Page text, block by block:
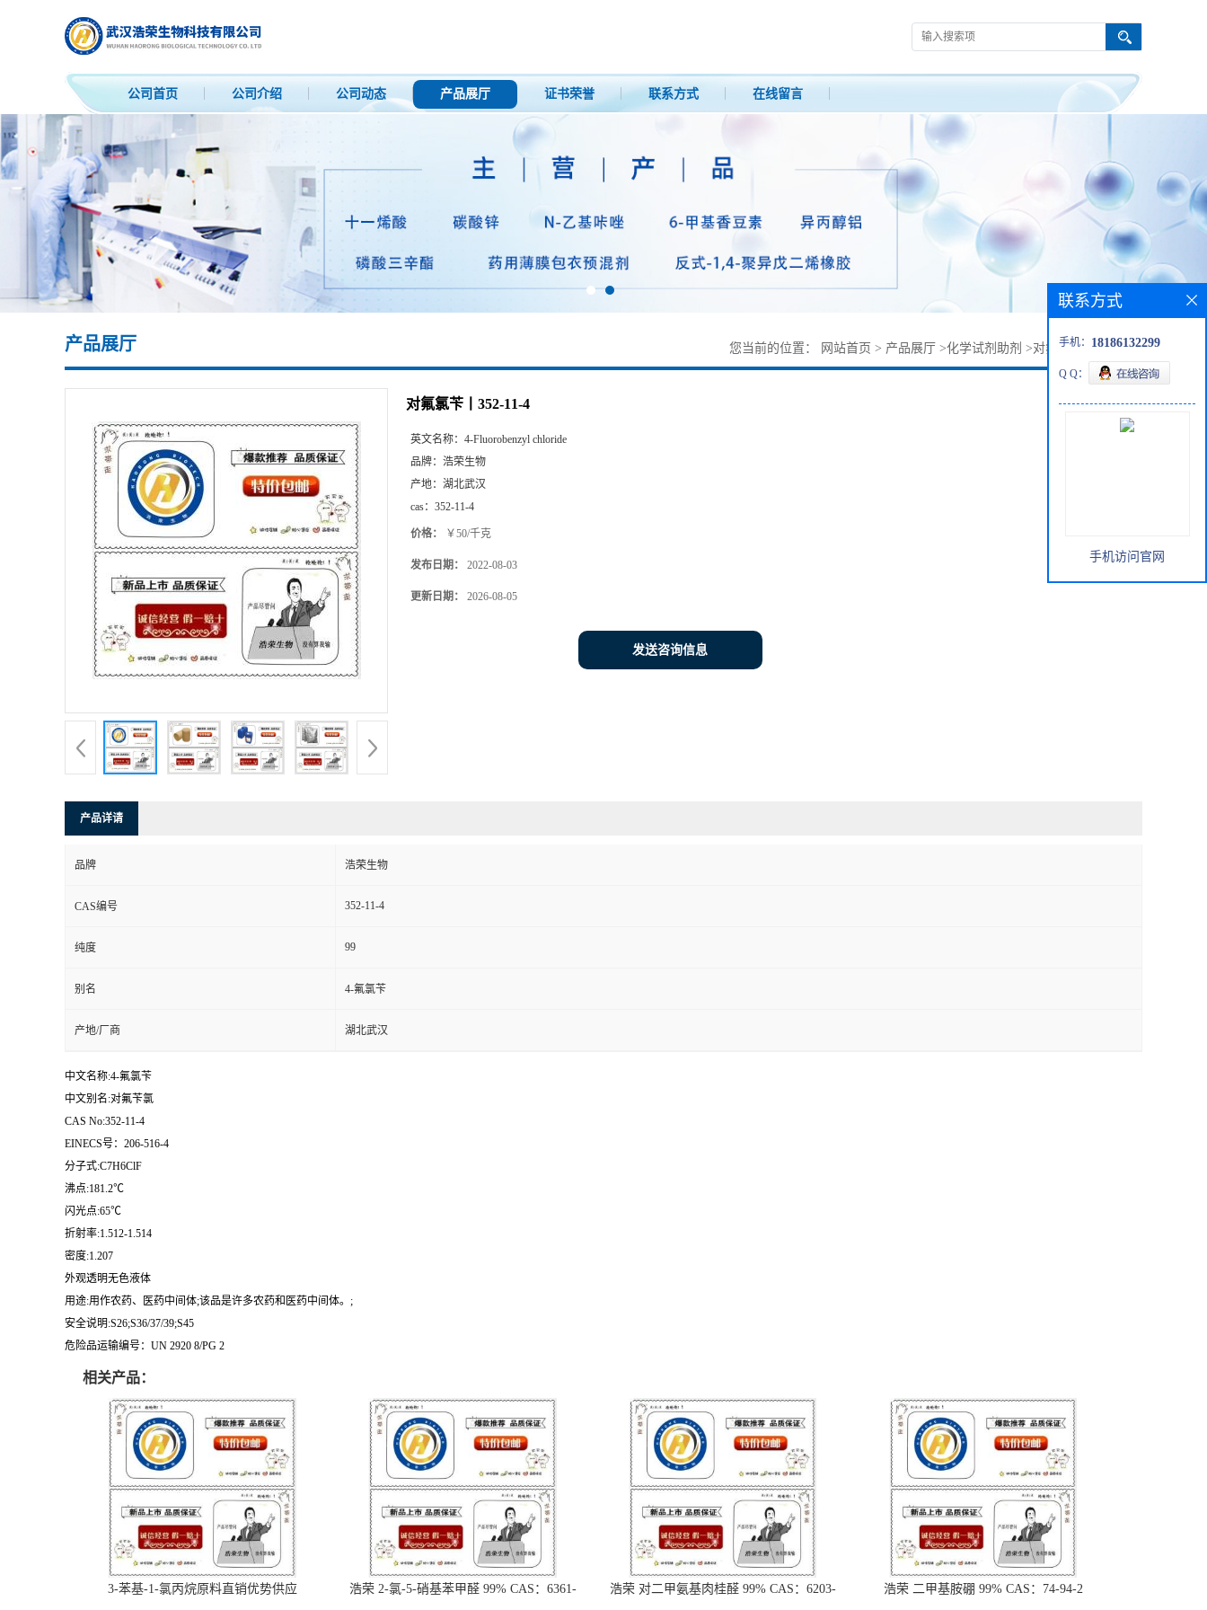
公司首页 公司介绍 公司动态 产品展厅 证书荣誉 联系方式 在线留言
产品展厅 您当前的位置： 网站首页 > 产品展厅 >化学试剂助剂 >对氟氯苄丨352-11-4
对氟氯苄丨352-11-4
英文名称： 4-Fluorobenzyl chloride
品牌： 浩荣生物
产地： 湖北武汉
cas： 352-11-4
价格： ￥50/千克
发布日期： 2022-08-03
更新日期： 2026-08-05
发送咨询信息
产品详请
品牌 浩荣生物
CAS编号 352-11-4
纯度 99
别名 4-氟氯苄
产地/厂商 湖北武汉
中文名称:4-氟氯苄
中文别名:对氟苄氯
CAS No:352-11-4
EINECS号：206-516-4
分子式:C7H6ClF
沸点:181.2℃
闪光点:65℃
折射率:1.512-1.514
密度:1.207
外观透明无色液体
用途:用作农药、医药中间体;该品是许多农药和医药中间体。;
安全说明:S26;S36/37/39;S45
危险品运输编号：UN 2920 8/PG 2
相关产品：
3-苯基-1-氯丙烷原料直销优势供应
浩荣 2-氯-5-硝基苯甲醛 99% CAS：6361-
浩荣 对二甲氨基肉桂醛 99% CAS：6203-
浩荣 二甲基胺硼 99% CAS：74-94-2
联系方式
手机： 18186132299
Q Q：
手机访问官网